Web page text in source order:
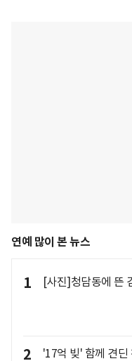
연예 많이 본 뉴스
1 [사진]청담동에 뜬
2
'17억 빚' 함께 견딘